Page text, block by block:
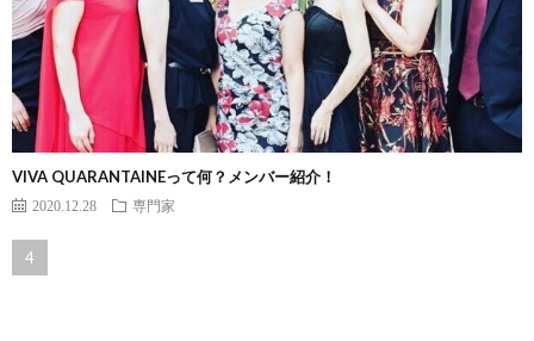
VIVA QUARANTAINEって何？メンバー紹介！
2020.12.28 専門家